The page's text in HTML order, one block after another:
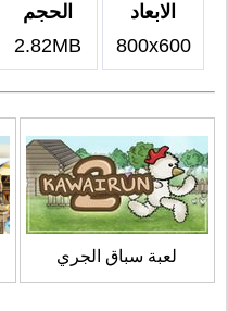
الابعاد
800x600
الحجم
2.82MB
لعبة سباق الجري